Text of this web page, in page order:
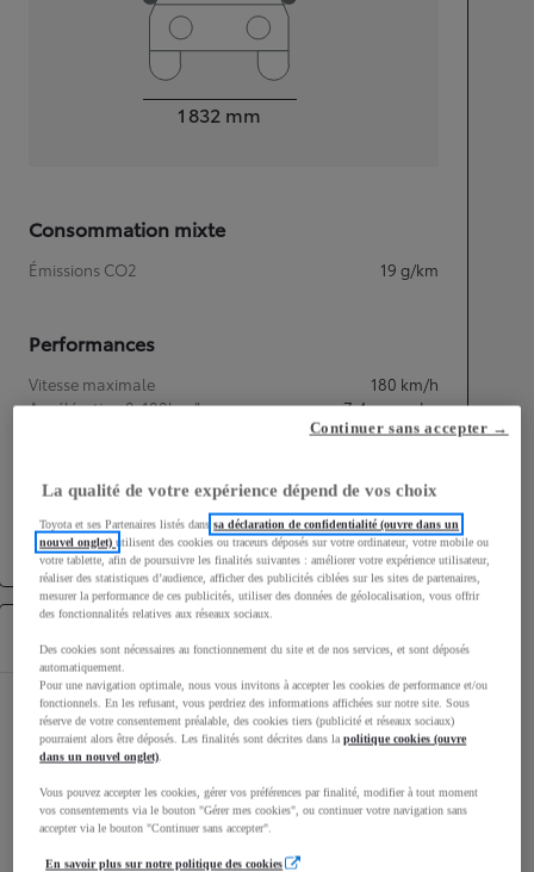
1 832 mm
Consommation mixte
Émissions CO2 19 g/km
Performances
Vitesse maximale 180 km/h
Accélération 0-100km/h
7,4secondes
Transmission
Roues motrices
Roues motrices avant
Transmission
Boîte automatique
Équipements
Autres
3 ports USB-C
8 airbags
Activation automatique des feux de
détresse AR (FHL)
La qualité de votre expérience dépend de vos choix
Toyota et ses Partenaires listés danssa déclaration de confidentialité (ouvre dans un
nouvel onglet)utilisent des cookies ou traceurs déposés sur votre ordinateur, votre mobile ou
votre tablette, afin de poursuivre les finalités suivantes : améliorer votre expérience utilisateur,
réaliser des statistiques d’audience, afficher des publicités ciblées sur les sites de partenaires,
mesurer la performance de ces publicités, utiliser des données de géolocalisation, vous offrir
des fonctionnalités relatives aux réseaux sociaux.
Des cookies sont nécessaires au fonctionnement du site et de nos services, et sont déposés
automatiquement.
Pour une navigation optimale, nous vous invitons à accepter les cookies de performance et/ou
fonctionnels. En les refusant, vous perdriez des informations affichées sur notre site. Sous
réserve de votre consentement préalable, des cookies tiers (publicité et réseaux sociaux)
pourraient alors être déposés. Les finalités sont décrites dans lapolitique cookies (ouvre
dans un nouvel onglet).
Vous pouvez accepter les cookies, gérer vos préférences par finalité, modifier à tout moment
vos consentements via le bouton "Gérer mes cookies", ou continuer votre navigation sans
accepter via le bouton "Continuer sans accepter".
En savoir plus sur notre politique des cookies
Continuer sans accepter →